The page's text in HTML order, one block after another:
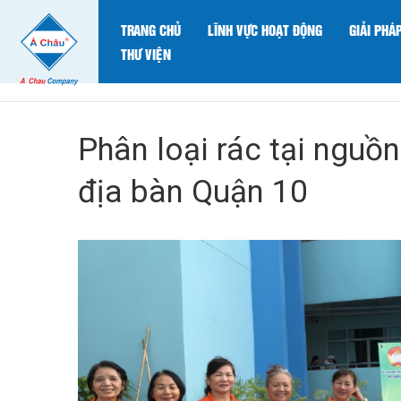
TRANG CHỦ LĨNH VỰC HOẠT ĐỘNG
GIẢI
THƯ VIỆN
Phân loại rác tại
địa bàn Quận 10